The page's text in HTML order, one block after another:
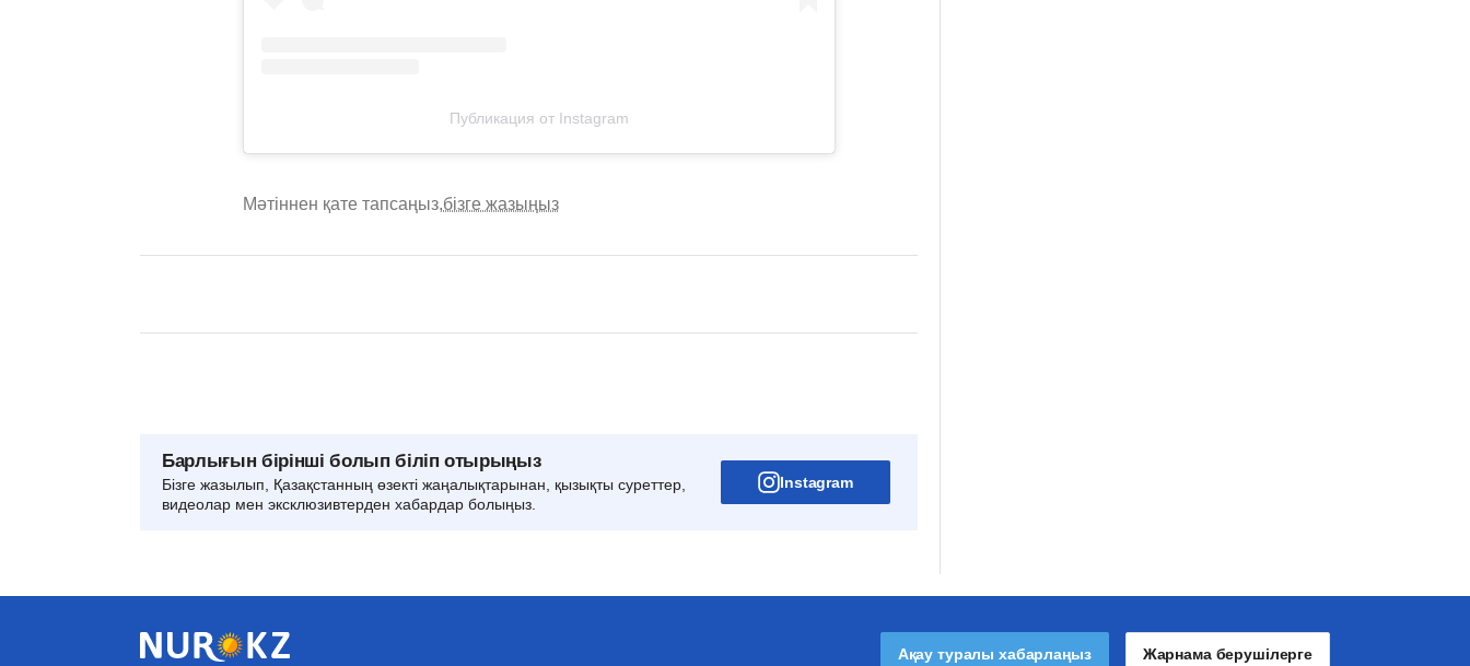
Публикация от Instagram
Мәтіннен қате тапсаңыз,бізге жазыңыз
Барлығын бірінші болып біліп отырыңыз
Бізге жазылып, Қазақстанның өзекті жаңалықтарынан, қызықты суреттер,
видеолар мен эксклюзивтерден хабардар болыңыз.
Instagram
Ақау туралы хабарлаңыз Жарнама берушілерге